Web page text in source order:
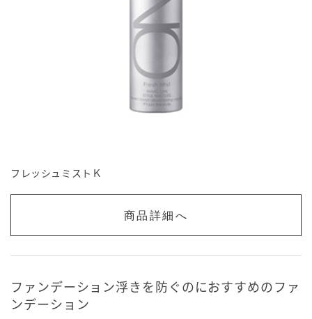
フレッシュミストＫ
商品詳細へ
ファンデーション浮きを防ぐのにおすすめのファ
ンデーション